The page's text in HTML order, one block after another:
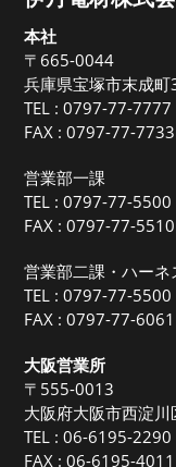
本社
〒665-0044
兵庫県宝塚市末成町
TEL :0797-77-7777
FAX : 0797-77-7733
営業部一課
TEL :0797-77-5500
FAX : 0797-77-5510
営業部二課・ハーネ
TEL :0797-77-5500
FAX : 0797-77-6061
大阪営業所
〒555-0013
大阪府大阪市西淀
TEL :06-6195-2290
FAX : 06-6195-4011